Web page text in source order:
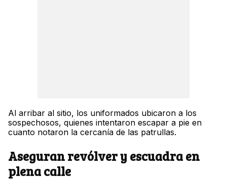
Al arribar al sitio, los uniformados ubicaron a los
sospechosos, quienes intentaron escapar a pie en
cuanto notaron la cercanía de las patrullas.
Aseguran revólver y escuadra en
plena calle